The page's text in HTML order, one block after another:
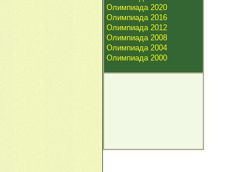
Олимпиада 2020
Олимпиада 2016
Олимпиада 2012
Олимпиада 2008
Олимпиада 2004
Олимпиада 2000